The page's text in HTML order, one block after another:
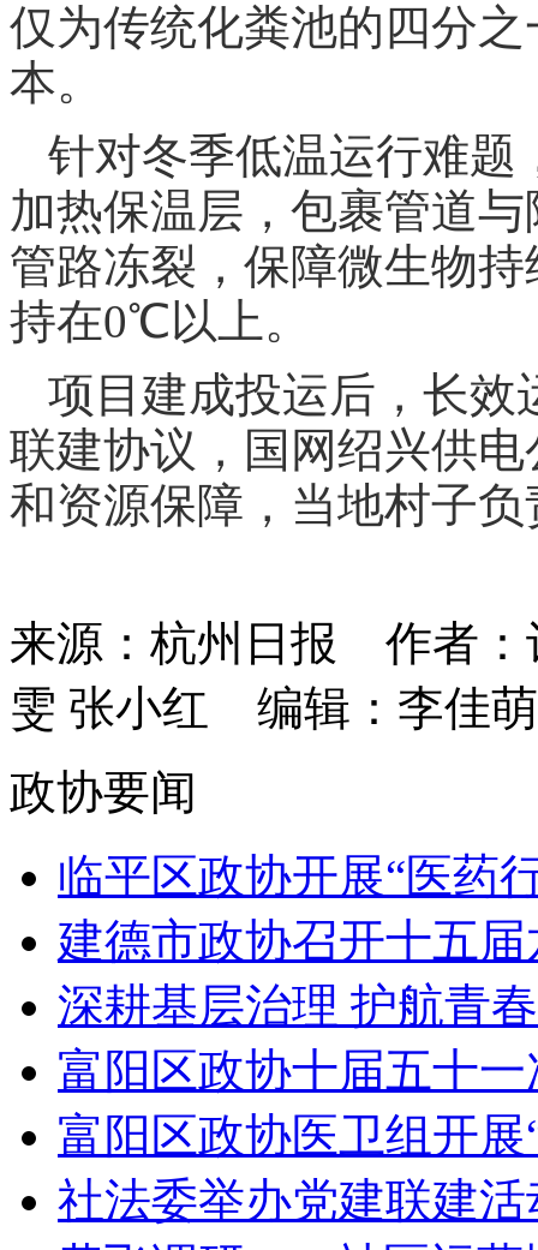
仅为传统化粪池的四分
本。
针对冬季低温运行难题
加热保温层，包裹管道
管路冻裂，保障微生物
持在0℃以上。
项目建成投运后，长效
联建协议，国网绍兴供
和资源保障，当地村子
来源：杭州日报 作者：
雯 张小红 编辑：李佳萌
政协要闻
临平区政协开展“医药
建德市政协召开十五
深耕基层治理 护航青
富阳区政协十届五十
富阳区政协医卫组开
社法委举办党建联建活